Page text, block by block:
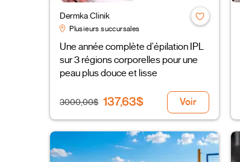
Dermka Clinik
Plusieurs succursales
Une année complète d'épilation IPL
sur 3 régions corporelles pour une
peau plus douce et lisse
3000,00$ 137,63$ Voir